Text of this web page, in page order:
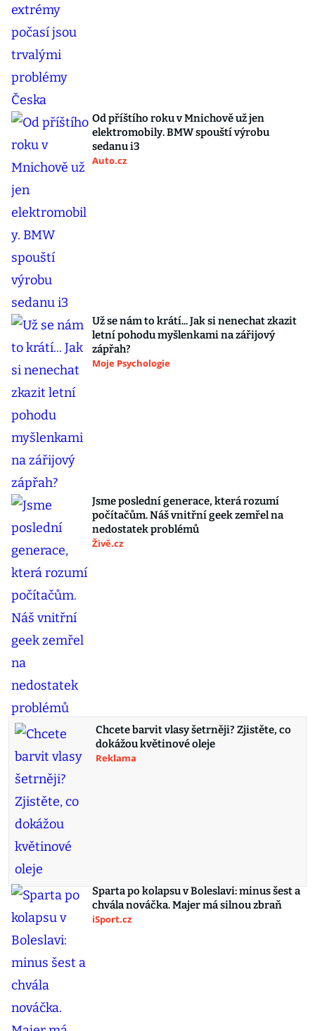
Od příštího roku v Mnichově už jen
elektromobily. BMW spouští výrobu
sedanu i3
Auto.cz
Už se nám to krátí... Jak si nenechat zkazit
letní pohodu myšlenkami na zářijový
zápřah?
Moje Psychologie
Jsme poslední generace, která rozumí
počítačům. Náš vnitřní geek zemřel na
nedostatek problémů
Živě.cz
Chcete barvit vlasy šetrněji? Zjistěte, co
dokážou květinové oleje
Reklama
Sparta po kolapsu v Boleslavi: minus šest a
chvála nováčka. Majer má silnou zbraň
iSport.cz